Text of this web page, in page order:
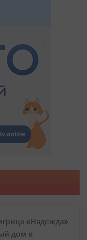
«Надежда»
дом в